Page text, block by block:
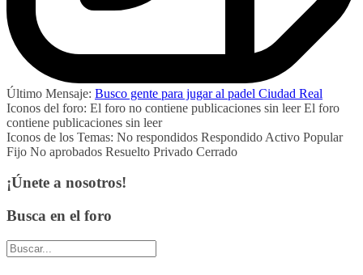
Último Mensaje: Busco gente para jugar al padel Ciudad Real
Iconos del foro: El foro no contiene publicaciones sin leer El foro
contiene publicaciones sin leer
Iconos de los Temas: No respondidos Respondido Activo Popular
Fijo No aprobados Resuelto Privado Cerrado
¡Únete a nosotros!
Busca en el foro